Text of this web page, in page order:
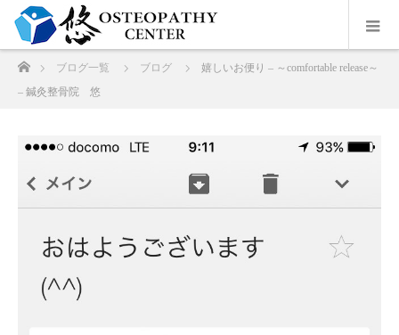
ホームブログ一覧 ブログ
嬉しいお便り – ～comfortable release～
– 鍼灸整骨院 悠